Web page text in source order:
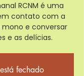
RCNM é uma
contato com a
e conversar
e as delícias.
fechado